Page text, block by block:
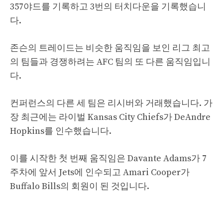
357야드를 기록하고 3번의 터치다운을 기록했습니
다.
존슨의 트레이드는 비슷한 움직임을 보인 리그 최고
의 팀들과 경쟁하려는 AFC 팀의 또 다른 움직임입니
다.
컨퍼런스의 다른 세 팀은 리시버와 거래했습니다. 가
장 최근에는 라이벌 Kansas City Chiefs가 DeAndre
Hopkins를 인수했습니다.
이를 시작한 첫 번째 움직임은 Davante Adams가 7
주차에 앞서 Jets에 인수되고 Amari Cooper가
Buffalo Bills의 회원이 된 것입니다.